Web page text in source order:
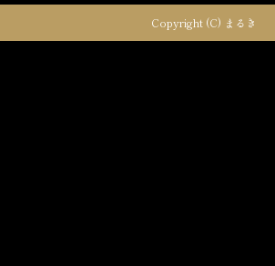
Copyright (C) まるき